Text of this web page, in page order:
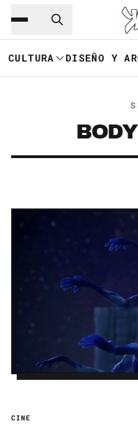
Saltar al contenido
CULTURA DISEÑO Y
CINE